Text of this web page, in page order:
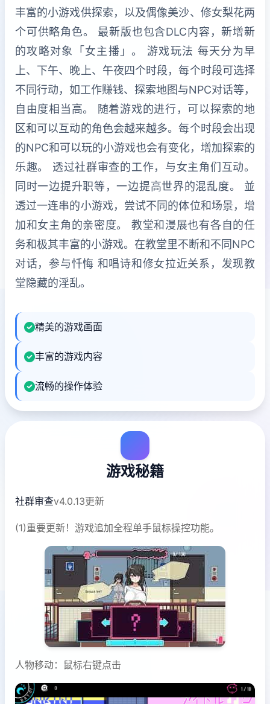
丰富的小游戏供探索，以及偶像美沙、修女梨花两
个可供略角色。 最新版也包含DLC内容，新增新
的攻略对象「女主播」。 游戏玩法 每天分为早
上、下午、晚上、午夜四个时段，每个时段可选择
不同行动，如工作赚钱、探索地图与NPC对话等，
自由度相当高。 随着游戏的进行，可以探索的地
区和可以互动的角色会越来越多。每个时段会出现
的NPC和可以玩的小游戏也会有变化，增加探索的
乐趣。 透过社群审查的工作，与女主角们互动。
同时一边提升职等，一边提高世界的混乱度。 並
透过一连串的小游戏，尝试不同的体位和场景，增
加和女主角的亲密度。 教堂和漫展也有各自的任
务和极其丰富的小游戏。在教堂里不断和不同NPC
对话，参与忏悔 和唱诗和修女拉近关系，发现教
堂隐藏的淫乱。
精美的游戏画面
丰富的游戏内容
流畅的操作体验
游戏秘籍
社群审查v4.0.13更新
(1)重要更新！游戏追加全程单手鼠标操控功能。
人物移动：鼠标右键点击